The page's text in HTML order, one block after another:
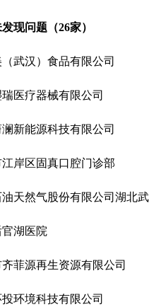
现问题（26家）
武汉）食品有限公司
医疗器械有限公司
新能源科技有限公司
岸区固真口腔门诊部
天然气股份有限公司湖北
湖医院
菲源再生资源有限公司
环境科技有限公司